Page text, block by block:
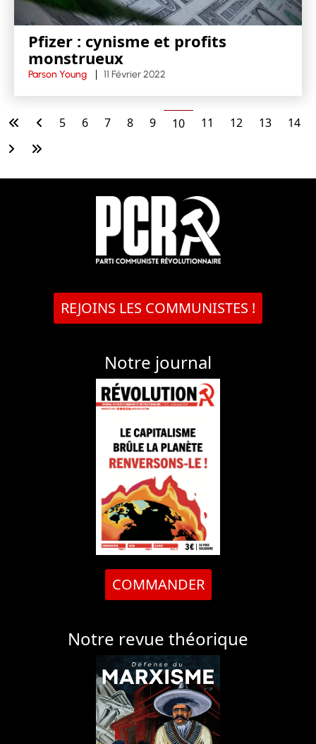
Pfizer : cynisme et profits
monstrueux
Parson Young 11 Février 2022
5 6 7 8 9 10 11 12 13 14
REJOINS LES COMMUNISTES !
Notre journal
COMMANDER
Notre revue théorique